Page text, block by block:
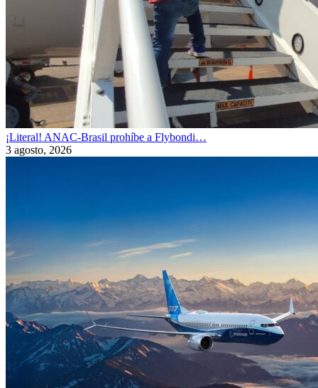
¡Literal! ANAC-Brasil prohíbe a Flybondi…
3 agosto, 2026